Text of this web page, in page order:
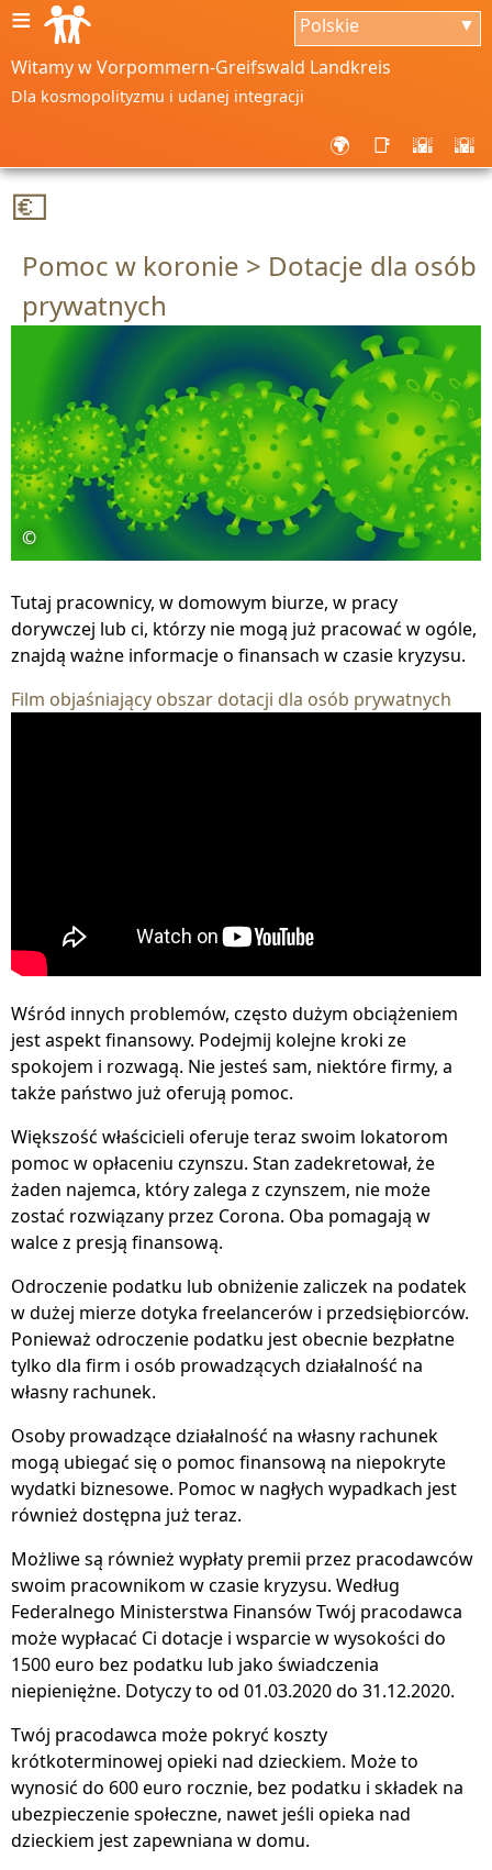
≡ Polskie ▼
Witamy w Vorpommern-Greifswald Landkreis
Dla kosmopolityzmu i udanej integracji
🌍 📑 🌇 🌇
💶
Pomoc w koronie > Dotacje dla osób
prywatnych
©
Tutaj pracownicy, w domowym biurze, w pracy
dorywczej lub ci, którzy nie mogą już pracować w ogóle,
znajdą ważne informacje o finansach w czasie kryzysu.
Film objaśniający obszar dotacji dla osób prywatnych
Wśród innych problemów, często dużym obciążeniem
jest aspekt finansowy. Podejmij kolejne kroki ze
spokojem i rozwagą. Nie jesteś sam, niektóre firmy, a
także państwo już oferują pomoc.
Większość właścicieli oferuje teraz swoim lokatorom
pomoc w opłaceniu czynszu. Stan zadekretował, że
żaden najemca, który zalega z czynszem, nie może
zostać rozwiązany przez Corona. Oba pomagają w
walce z presją finansową.
Odroczenie podatku lub obniżenie zaliczek na podatek
w dużej mierze dotyka freelancerów i przedsiębiorców.
Ponieważ odroczenie podatku jest obecnie bezpłatne
tylko dla firm i osób prowadzących działalność na
własny rachunek.
Osoby prowadzące działalność na własny rachunek
mogą ubiegać się o pomoc finansową na niepokryte
wydatki biznesowe. Pomoc w nagłych wypadkach jest
również dostępna już teraz.
Możliwe są również wypłaty premii przez pracodawców
swoim pracownikom w czasie kryzysu. Według
Federalnego Ministerstwa Finansów Twój pracodawca
może wypłacać Ci dotacje i wsparcie w wysokości do
1500 euro bez podatku lub jako świadczenia
niepieniężne. Dotyczy to od 01.03.2020 do 31.12.2020.
Twój pracodawca może pokryć koszty
krótkoterminowej opieki nad dzieckiem. Może to
wynosić do 600 euro rocznie, bez podatku i składek na
ubezpieczenie społeczne, nawet jeśli opieka nad
dzieckiem jest zapewniana w domu.